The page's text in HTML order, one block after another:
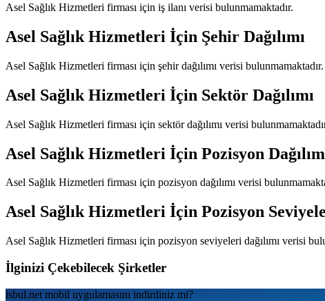
Asel Sağlık Hizmetleri firması için iş ilanı verisi bulunmamaktadır.
Asel Sağlık Hizmetleri İçin Şehir Dağılımı
Asel Sağlık Hizmetleri firması için şehir dağılımı verisi bulunmamaktadır.
Asel Sağlık Hizmetleri İçin Sektör Dağılımı
Asel Sağlık Hizmetleri firması için sektör dağılımı verisi
Asel Sağlık Hizmetleri İçin Pozisyon
Asel Sağlık Hizmetleri firması için pozisyon dağılımı verisi
Asel Sağlık Hizmetleri İçin Pozisyon
Asel Sağlık Hizmetleri firması için pozisyon seviyeleri dağılımı verisi
İlginizi Çekebilecek Şirketler
isbul.net mobil uygulamаsını indirdiniz mi?